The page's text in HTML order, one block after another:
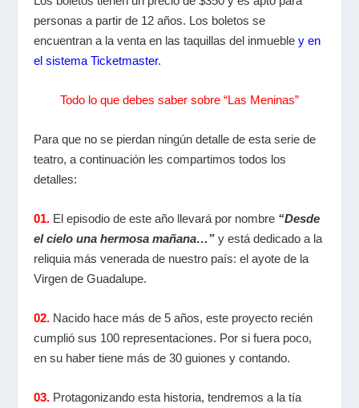
personas a partir de 12 años. Los boletos se
encuentran a la venta en las taquillas del inmuebley en
el sistema Ticketmaster.
Todo lo que debes saber sobre “Las Meninas”
Para que no se pierdan ningún detalle de esta serie de
teatro, a continuación les compartimos todos los
detalles:
01. El episodio de este año llevará por nombre “Desde
el cielo una hermosa mañana…” y está dedicado a la
reliquia más venerada de nuestro país: el ayote de la
Virgen de Guadalupe.
02. Nacido hace más de 5 años, este proyecto recién
cumplió sus 100 representaciones. Por si fuera poco,
en su haber tiene más de 30 guiones y contando.
03. Protagonizando esta historia, tendremos a la tía